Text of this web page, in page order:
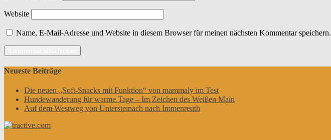
Website
Name, E-Mail-Adresse und Website in diesem Browser für meinen nächsten Kommentar speichern.
Neueste Beiträge
Die neuen „Soft-Snacks mit Funktion“ von mammaly im Test
Hundewanderung für warme Tage – Im Zeichen des Weißen Main
Auf dem Westweg von Untersteinach nach Immenreuth